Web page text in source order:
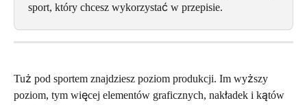
sport, który chcesz wykorzystać w przepisie.
Tuż pod sportem znajdziesz poziom produkcji. Im wyższy
poziom, tym więcej elementów graficznych, nakładek i kątów